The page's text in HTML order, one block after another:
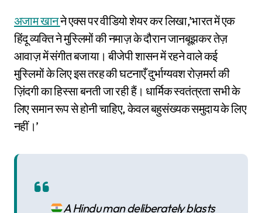
अजाम खानने एक्स पर वीडियो शेयर कर लिखा,’भारत में एक
हिंदू व्यक्ति ने मुस्लिमों की नमाज़ के दौरान जानबूझकर तेज़
आवाज़ में संगीत बजाया। बीजेपी शासन में रहने वाले कई
मुस्लिमों के लिए इस तरह की घटनाएँ दुर्भाग्यवश रोज़मर्रा की
ज़िंदगी का हिस्सा बनती जा रही हैं। धार्मिक स्वतंत्रता सभी के
लिए समान रूप से होनी चाहिए, केवल बहुसंख्यक समुदाय के लिए
नहीं।’
A Hindu man deliberately blasts